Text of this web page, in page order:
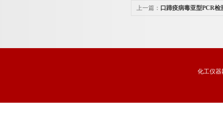
上一篇： 口蹄疫病毒亚型PCR检
化工仪器